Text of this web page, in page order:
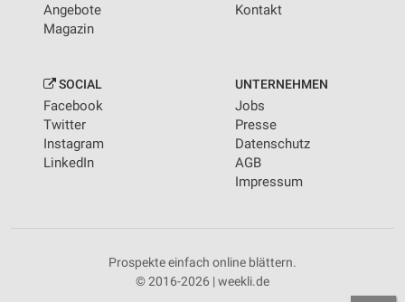
Angebote
Magazin
Kontakt
SOCIAL
Facebook
Twitter
Instagram
LinkedIn
UNTERNEHMEN
Jobs
Presse
Datenschutz
AGB
Impressum
Prospekte einfach online blättern.
© 2016-2026 | weekli.de